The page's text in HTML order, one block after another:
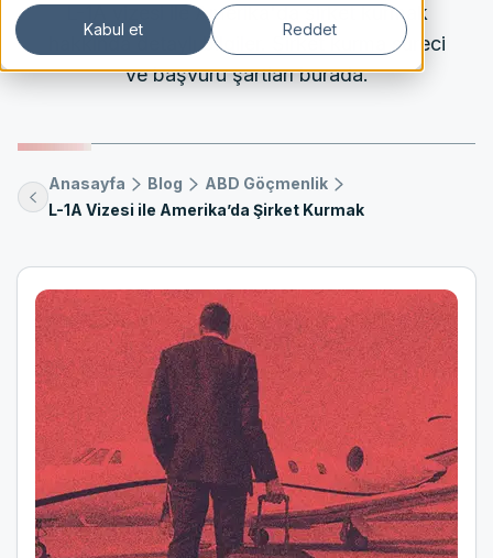
Kabul et Reddet
L-1A vizesi ile Amerika'da şirket kurmak
hakkında detaylı bilgiler. Şirket kurma süreci
ve başvuru şartları burada.
Anasayfa Blog
ABD Göçmenlik
L-1A Vizesi ile Amerika’da Şirket Kurmak